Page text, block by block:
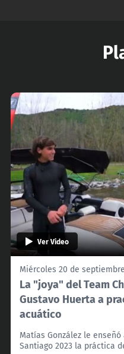
Ver Video
Miércoles 20 de
La "joya" del Team
Gustavo Huerta a
acuático
Matías González le
Santiago 2023 la práctica